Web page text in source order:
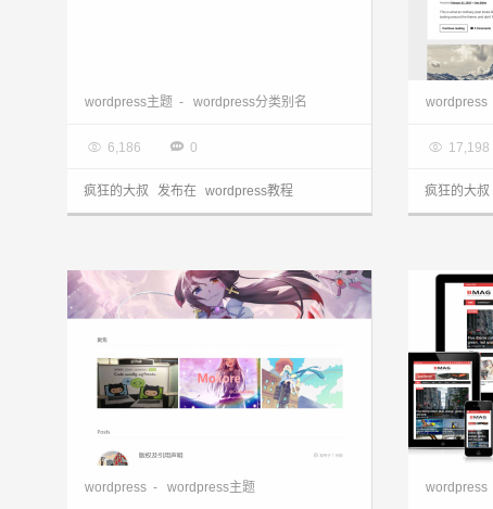
wordpress主题 - wordpress分类别名
 6,186  0
疯狂的大叔 发布在 wordpress教程
wordpress
 17,198
疯狂的大叔
wordpress - wordpress主题 wordpress